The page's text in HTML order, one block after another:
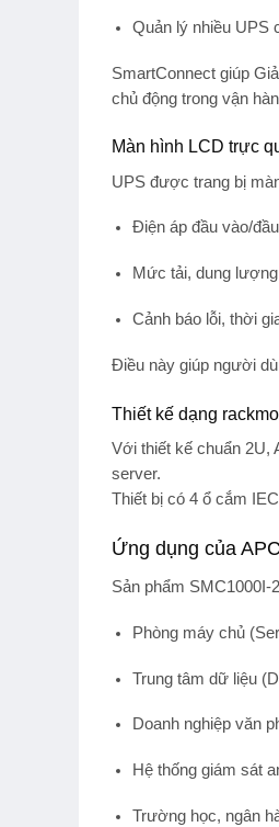
Quản lý nhiều UPS
SmartConnect giúp
chủ động trong vận
Màn hình LCD trực
UPS được trang bị
Điện áp đầu vào/
Mức tải, dung lượng
Cảnh báo lỗi, thời
Điều này giúp người
Thiết kế dạng
Với thiết kế chuẩn 2U,
server.
Thiết bị có 4 ổ cắm
Ứng dụng của
Sản phẩm SMC1000I-
Phòng máy chủ
Trung tâm dữ liệu
Doanh nghiệp văn
Hệ thống giám sát
Trường học, ngân